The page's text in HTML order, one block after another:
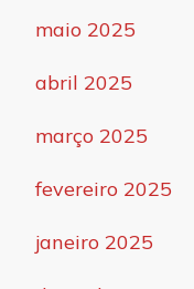
maio 2025
abril 2025
março 2025
fevereiro 2025
janeiro 2025